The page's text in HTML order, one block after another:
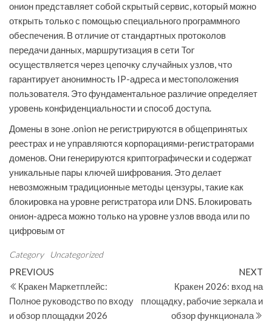
онион представляет собой скрытый сервис, который можно
открыть только с помощью специального программного
обеспечения. В отличие от стандартных протоколов
передачи данных, маршрутизация в сети Tor
осуществляется через цепочку случайных узлов, что
гарантирует анонимность IP-адреса и местоположения
пользователя. Это фундаментальное различие определяет
уровень конфиденциальности и способ доступа.
Домены в зоне .onion не регистрируются в общепринятых
реестрах и не управляются корпорациями-регистраторами
доменов. Они генерируются криптографически и содержат
уникальные пары ключей шифрования. Это делает
невозможным традиционные методы цензуры, такие как
блокировка на уровне регистратора или DNS. Блокировать
онион-адреса можно только на уровне узлов ввода или по
цифровым от
Category Uncategorized
Post
navigation
Previous
Post
PREVIOUS
Кракен Маркетплейс:
Полное руководство по входу
и обзор площадки 2026
NEXT
Кракен 2026: вход на
площадку, рабочие зеркала и
обзор функционала